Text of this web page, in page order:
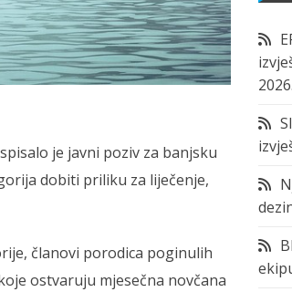
je javni poziv za banjsku
dobiti priliku za liječenje,
članovi porodica poginulih
ostvaruju mjesečna novčana
2026.